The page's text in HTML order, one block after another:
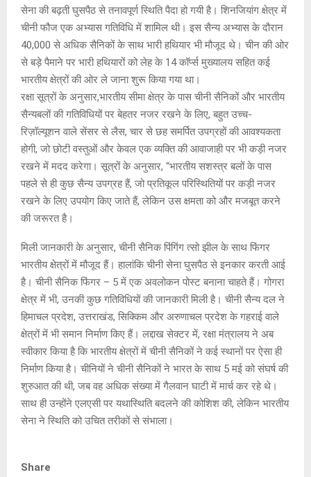
सेना की बढ़ती घुसपैठ से तनावपूर्ण स्थिति पैदा हो गयी है। शिनजियांग क्षेत्र में
चीनी फौज एक अभ्यास गतिविधि में शामिल थी। इस सैन्य अभ्यास के दौरान
40,000 से अधिक सैनिकों के साथ भारी हथियार भी मौजूद थे। चीन की ओर
से बड़े पैमाने पर भारी हथियारों को लेह के 14 कॉर्प्स मुख्यालय सहित कई
भारतीय क्षेत्रों की ओर ले जाना शुरू किया गया था।
रक्षा सूत्रों के अनुसार,भारतीय सीमा क्षेत्र के पास चीनी सैनिकों और भारतीय
सैन्यबलों की गतिविधियों पर बेहतर नजर रखने के लिए, बहुत उच्च-
रिज़ॉल्यूशन वाले सेंसर से लैस, चार से छह समर्पित उपग्रहों की आवश्यकता
होगी, जो छोटी वस्तुओं और केवल एक व्यक्ति की आवाजाही पर भी कड़ी नजर
रखने में मदद करेगा। सूत्रों के अनुसार, “भारतीय सशस्त्र बलों के पास
पहले से ही कुछ सैन्य उपग्रह हैं, जो प्रतिकूल परिस्थितियों पर कड़ी नजर
रखने के लिए उपयोग किए जाते हैं, लेकिन उस क्षमता को और मजबूत करने
की जरूरत है।
मिली जानकारी के अनुसार, चीनी सैनिक पिंगिंग त्सो झील के साथ फिंगर
भारतीय क्षेत्रों में मौजूद हैं। हालांकि चीनी सेना घुसपैठ से इनकार करती आई
है। चीनी सैनिक फिंगर – 5 में एक अवलोकन पोस्ट बनाना चाहते हैं। गोगरा
क्षेत्र में भी, उनकी कुछ गतिविधियों की जानकारी मिली है। चीनी सैन्य दल ने
हिमाचल प्रदेश, उत्तराखंड, सिक्किम और अरुणाचल प्रदेश के गहराई वाले
क्षेत्रों में भी समान निर्माण किए हैं। लद्दाख सेक्टर में, रक्षा मंत्रालय ने अब
स्वीकार किया है कि भारतीय क्षेत्रों में चीनी सैनिकों ने कई स्थानों पर ऐसा ही
निर्माण किया है। चीनियों ने चीनी सैनिकों ने भारत के साथ 5 मई को संघर्ष की
शुरुआत की थी, जब वह अधिक संख्या में गैलवान घाटी में मार्च कर रहे थे।
साथ ही उन्होंने एलएसी पर यथास्थिति बदलने की कोशिश की, लेकिन भारतीय
सेना ने स्थिति को उचित तरीकों से संभाला।
Share